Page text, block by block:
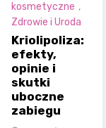
kosmetyczne ,
Zdrowie i Uroda
Kriolipoliza:
efekty,
opinie i
skutki
uboczne
zabiegu